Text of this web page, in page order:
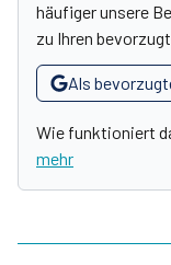
häufiger unsere
zu Ihren
Als
Wie funktioniert
mehr